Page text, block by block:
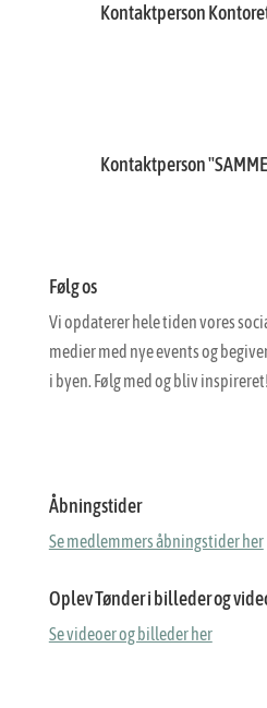
Kontaktperson
Kontaktperson
Følg os
Vi opdaterer hele tiden vores
medier med nye events og
i byen. Følg med og bliv inspireret!
Åbningstider
Se medlemmers åbningstider her
Oplev Tønder i billeder og
Se videoer og billeder her